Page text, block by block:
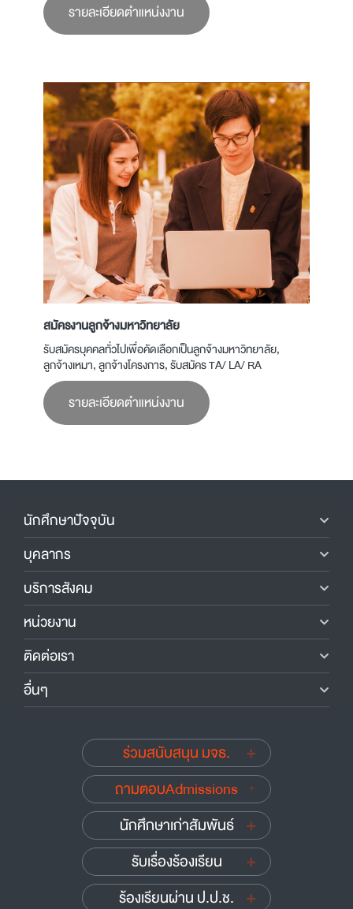
รายละเอียดตำแหน่งงาน
สมัครงานลูกจ้างมหาวิทยาลัย
รับสมัครบุคคลทั่วไปเพื่อคัดเลือกเป็นลูกจ้างมหาวิทยาลัย,
ลูกจ้างเหมา, ลูกจ้างโครงการ, รับสมัคร TA/ LA/ RA
รายละเอียดตำแหน่งงาน
นักศึกษาปัจจุบัน
บุคลากร
บริการสังคม
หน่วยงาน
ติดต่อเรา
อื่นๆ
ร่วมสนับสนุน มจธ.
ถามตอบAdmissions
นักศึกษาเก่าสัมพันธ์
รับเรื่องร้องเรียน
ร้องเรียนผ่าน ป.ป.ช.